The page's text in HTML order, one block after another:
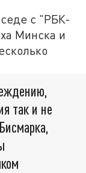
с "РБК-
Минска и
так и не